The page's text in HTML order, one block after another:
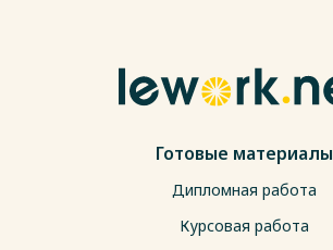
Готовые материалы
Дипломная работа
Курсовая работа